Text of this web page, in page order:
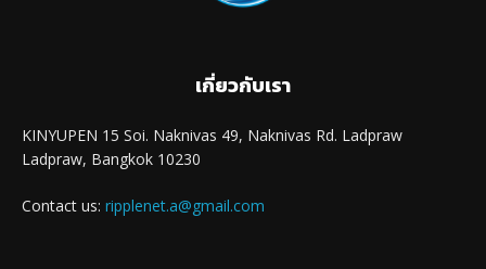
เกี่ยวกับเรา
KINYUPEN 15 Soi. Naknivas 49, Naknivas Rd. Ladpraw
Ladpraw, Bangkok 10230
Contact us: ripplenet.a@gmail.com